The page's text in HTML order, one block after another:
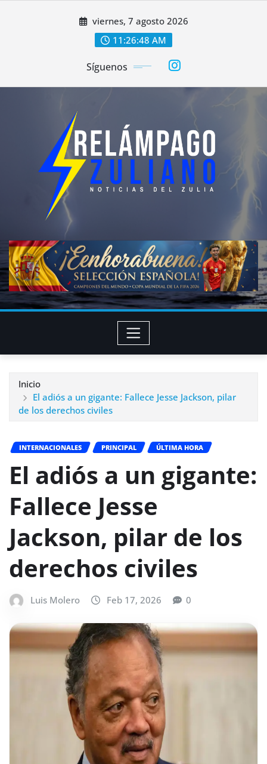
viernes, 7 agosto 2026
11:26:50 AM
Síguenos
Inicio
El adiós a un gigante: Fallece Jesse Jackson, pilar
de los derechos civiles
INTERNACIONALES PRINCIPAL ÚLTIMA HORA
El adiós a un gigante:
Fallece Jesse
Jackson, pilar de los
derechos civiles
Luis Molero Feb 17, 2026 0